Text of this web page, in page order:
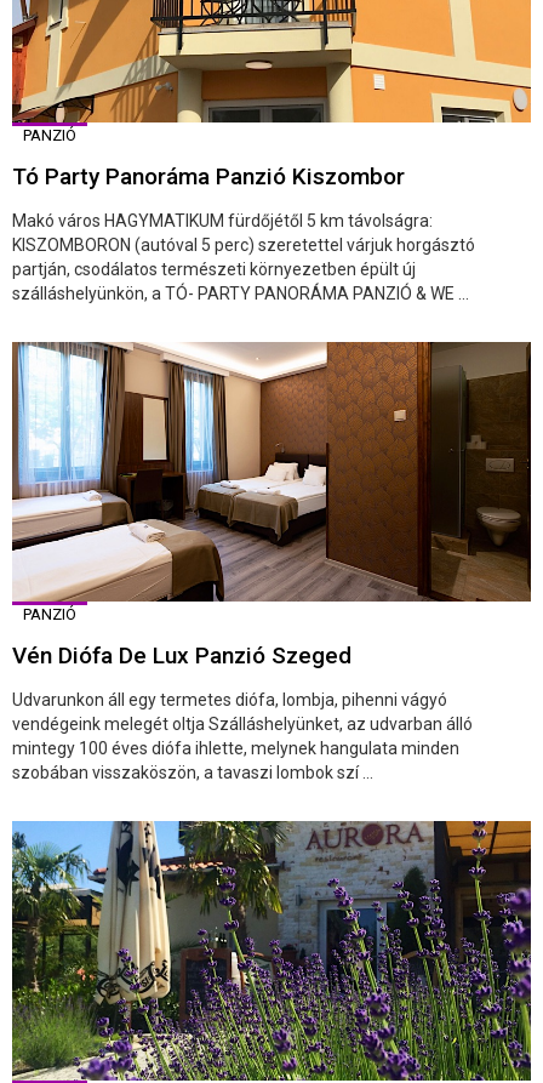
PANZIÓ
Tó Party Panoráma Panzió Kiszombor
Makó város HAGYMATIKUM fürdőjétől 5 km távolságra:
KISZOMBORON (autóval 5 perc) szeretettel várjuk horgásztó
partján, csodálatos természeti környezetben épült új
szálláshelyünkön, a TÓ- PARTY PANORÁMA PANZIÓ & WE ...
PANZIÓ
Vén Diófa De Lux Panzió Szeged
Udvarunkon áll egy termetes diófa, lombja, pihenni vágyó
vendégeink melegét oltja Szálláshelyünket, az udvarban álló
mintegy 100 éves diófa ihlette, melynek hangulata minden
szobában visszaköszön, a tavaszi lombok szí ...